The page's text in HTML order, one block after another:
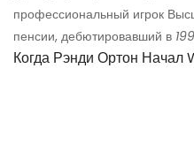
профессиональный игрок
пенсии, дебютировавший в
Когда Рэнди Ортон Начал